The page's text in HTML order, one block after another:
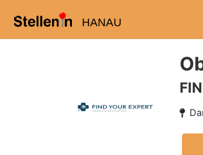
HANAU